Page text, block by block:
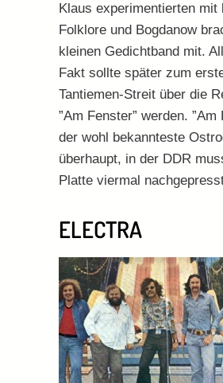
Klaus experimentierten mit
Folklore und Bogdanow
kleinen Gedichtband mit.
Fakt sollte später zum
Tantiemen-Streit über die
”Am Fenster” werden. ”Am
der wohl bekannteste
überhaupt, in der DDR
Platte viermal
ELECTRA